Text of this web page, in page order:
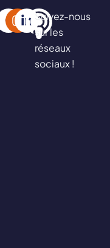
Suivez-nous
sur les
réseaux
sociaux !